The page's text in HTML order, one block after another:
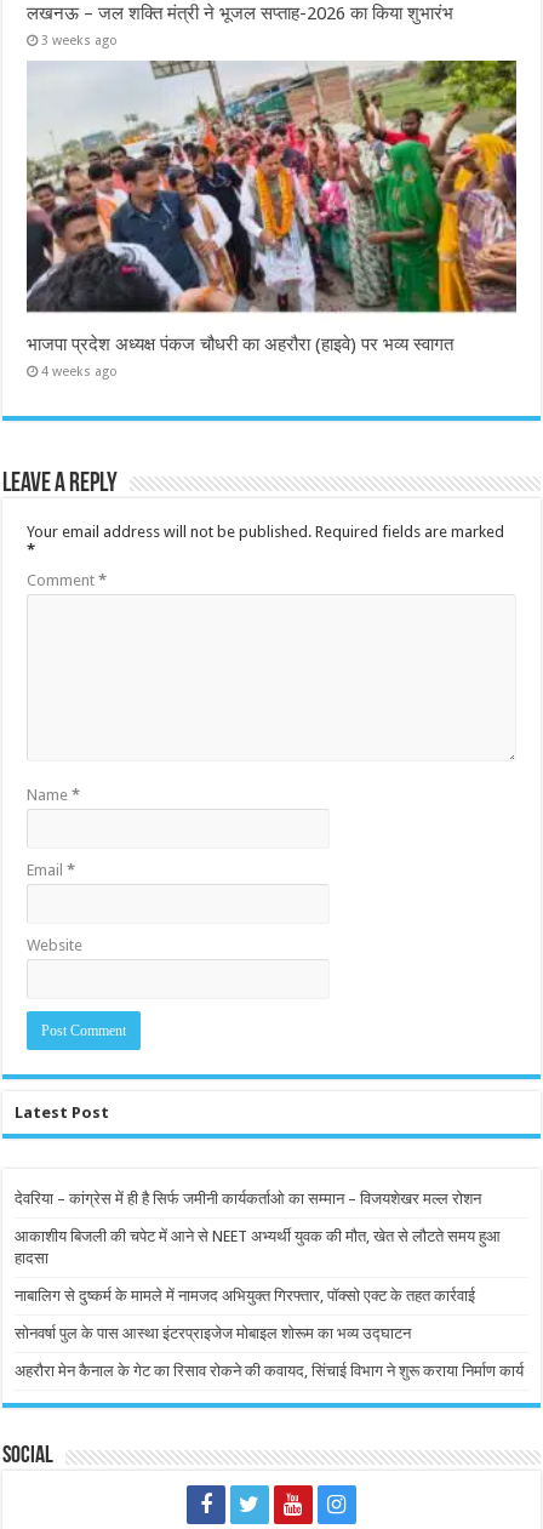
लखनऊ – जल शक्ति मंत्री ने भूजल सप्ताह-2026 का किया शुभारंभ
3 weeks ago
भाजपा प्रदेश अध्यक्ष पंकज चौधरी का अहरौरा (हाइवे) पर भव्य स्वागत
4 weeks ago
Leave a Reply
Your email address will not be published. Required fields are marked
*
Comment*
Name*
Email*
Website
Latest Post
देवरिया – कांग्रेस में ही है सिर्फ जमीनी कार्यकर्ताओ का सम्मान – विजयशेखर मल्ल रोशन
आकाशीय बिजली की चपेट में आने से NEET अभ्यर्थी युवक की मौत, खेत से लौटते समय हुआ
हादसा
नाबालिग से दुष्कर्म के मामले में नामजद अभियुक्त गिरफ्तार, पॉक्सो एक्ट के तहत कार्रवाई
सोनवर्षा पुल के पास आस्था इंटरप्राइजेज मोबाइल शोरूम का भव्य उद्घाटन
अहरौरा मेन कैनाल के गेट का रिसाव रोकने की कवायद, सिंचाई विभाग ने शुरू कराया निर्माण कार्य
Social